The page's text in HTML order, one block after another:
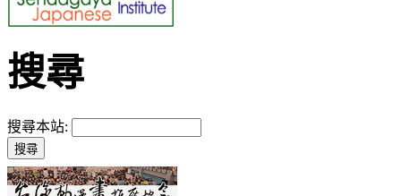
搜尋
搜尋本站: